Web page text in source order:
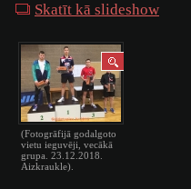
Skatīt kā slideshow
(Fotogrāfijā godalgoto
vietu ieguvēji, vecākā
grupa. 23.12.2018.
Aizkraukle).